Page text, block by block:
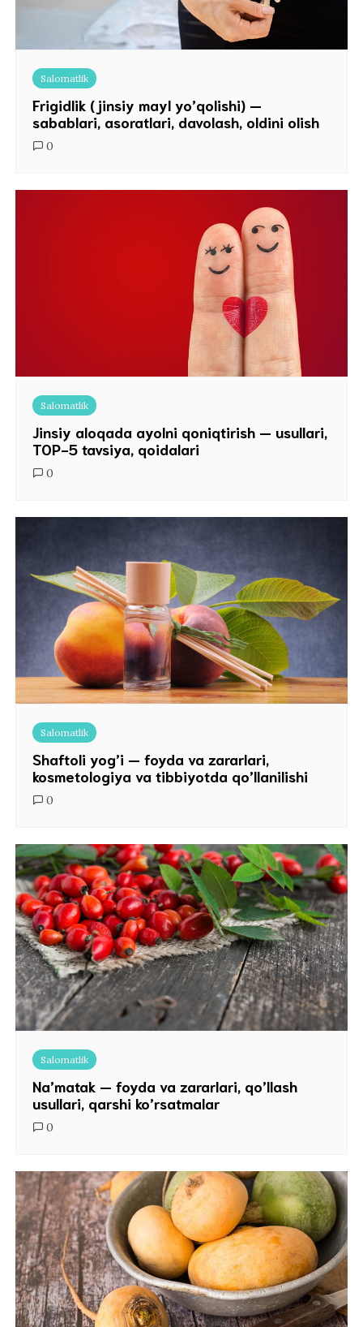
Salomatlik
Frigidlik (jinsiy mayl yo’qolishi) —
sabablari, asoratlari, davolash, oldini olish
0
Salomatlik
Jinsiy aloqada ayolni qoniqtirish — usullari,
TOP-5 tavsiya, qoidalari
0
Salomatlik
Shaftoli yog’i — foyda va zararlari,
kosmetologiya va tibbiyotda qo’llanilishi
0
Salomatlik
Na’matak — foyda va zararlari, qo’llash
usullari, qarshi ko’rsatmalar
0